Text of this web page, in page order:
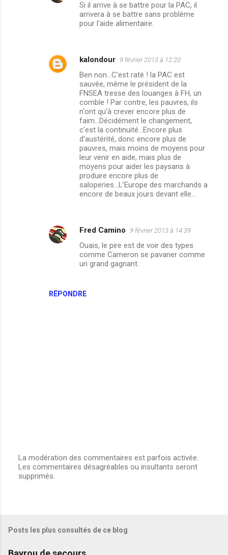
RÉPONDRE
Si il arrive à se battre pour la PAC, il
arrivera à se battre sans problème
pour l'aide alimentaire.
kalondour 9 février 2013 à 12:20
Ben non...C'est raté ! la PAC est
sauvée, même le président de la
FNSEA tresse des louanges à FH, un
comble ! Par contre, les pauvres, ils
n'ont qu'à crever encore plus de
faim...Décidément le changement,
c'est la continuité...Encore plus
d'austérité, donc encore plus de
pauvres, mais moins de moyens pour
leur venir en aide, mais plus de
moyens pour aider les paysans à
produire encore plus de
saloperies...L’Europe des marchands a
encore de beaux jours devant elle...
Fred Camino 9 février 2013 à 14:39
Ouais, le pire est de voir des types
comme Cameron se pavaner comme
un grand gagnant.
E
n
t
e
La modération des commentaires est parfois activée.
Les commentaires désagréables ou insultants seront
supprimés.
Posts les plus consultés de ce blog